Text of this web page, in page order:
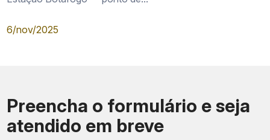
6/nov/2025
Preencha o formulário e seja
atendido em breve